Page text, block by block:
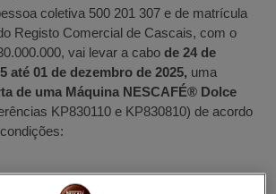
coletiva 500 201 307 e de matrícula
Registo Comercial de Cascais, com o
vai levar a cabo de 24 de
até 01 de dezembro de 2025, uma
de uma Máquina NESCAFÉ® Dolce
KP830110 e KP830810) de acordo